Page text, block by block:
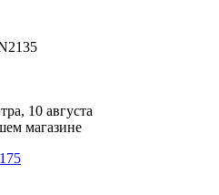
10 августа
магазине